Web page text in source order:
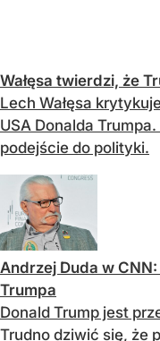
Wałęsa twierdzi, że
Lech Wałęsa
USA Donalda
podejście do polityki.
Andrzej Duda w
Trumpa
Donald Trump jest
Trudno dziwić się, że